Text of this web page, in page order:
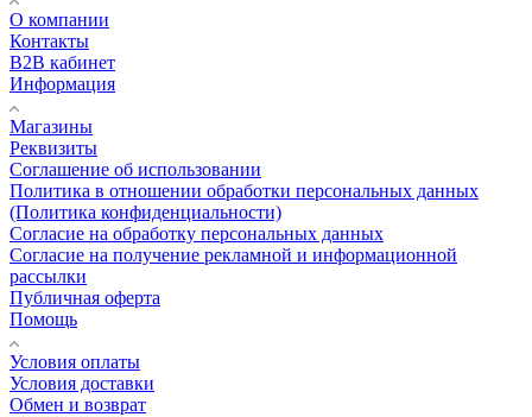
О компании
Контакты
B2B кабинет
Информация
Магазины
Реквизиты
Соглашение об использовании
Политика в отношении обработки персональных данных
(Политика конфиденциальности)
Согласие на обработку персональных данных
Согласие на получение рекламной и информационной
рассылки
Публичная оферта
Помощь
Условия оплаты
Условия доставки
Обмен и возврат